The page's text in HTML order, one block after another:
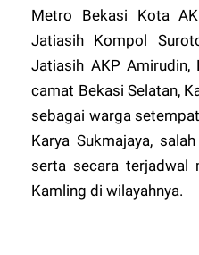
Metro Bekasi Kota
Jatiasih Kompol
Jatiasih AKP
camat Bekasi Selatan,
sebagai warga
Karya Sukmajaya,
serta secara terjadwal
Kamling di wilayahnya.